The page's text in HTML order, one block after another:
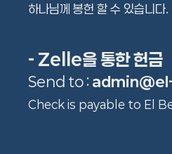
하나님께 봉헌 할 수 있습니다.
- Zelle을 통한 헌금
Send to :
Check is payable to El